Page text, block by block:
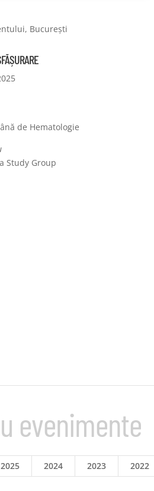
București
de Hematologie
Study Group
evenimente
2022
2023
2024
2025